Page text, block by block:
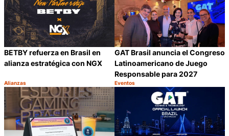
BETBY refuerza en Brasil en
alianza estratégica con NGX
Categoría:
Alianzas
Compartir
GAT Brasil anuncia el Congreso
Latinoamericano de Juego
Responsable para 2027
Categoría:
Eventos